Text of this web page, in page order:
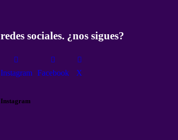
redes sociales. ¿nos sigues?
Instagram Facebook X
Instagram